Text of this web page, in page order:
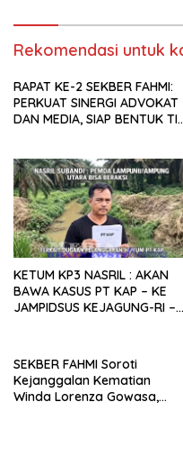
Rekomendasi untuk
RAPAT KE-2 SEKBER FAHMI:
PERKUAT SINERGI ADVOKAT
DAN MEDIA, SIAP BENTUK
KETUM KP3 NASRIL : AKAN
BAWA KASUS PT KAP – KE
JAMPIDSUS KEJAGUNG-RI –
SEKBER FAHMI Soroti
Kejanggalan Kematian
Winda Lorenza Gowasa,